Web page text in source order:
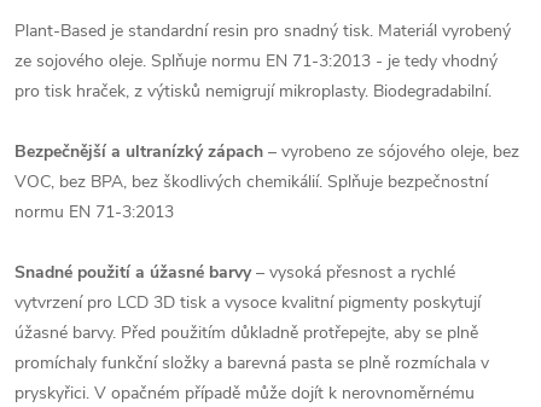
Plant-Based je standardní resin pro snadný tisk. Materiál vyrobený
ze sojového oleje. Splňuje normu EN 71-3:2013 - je tedy vhodný
pro tisk hraček, z výtisků nemigrují mikroplasty. Biodegradabilní.
Bezpečnější a ultranízký zápach – vyrobeno ze sójového oleje, bez
VOC, bez BPA, bez škodlivých chemikálií. Splňuje bezpečnostní
normu EN 71-3:2013
Snadné použití a úžasné barvy– vysoká přesnost a rychlé
vytvrzení pro LCD 3D tisk a vysoce kvalitní pigmenty poskytují
úžasné barvy. Před použitím důkladně protřepejte, aby se plně
promíchaly funkční složky a barevná pasta se plně rozmíchala v
pryskyřici. V opačném případě může dojít k nerovnoměrnému